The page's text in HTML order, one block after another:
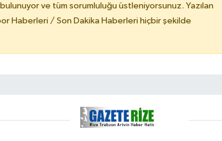
ve tüm sorumluluğu üstleniyorsunuz. Yazılan
Haberleri / Son Dakika Haberleri hiçbir şekilde